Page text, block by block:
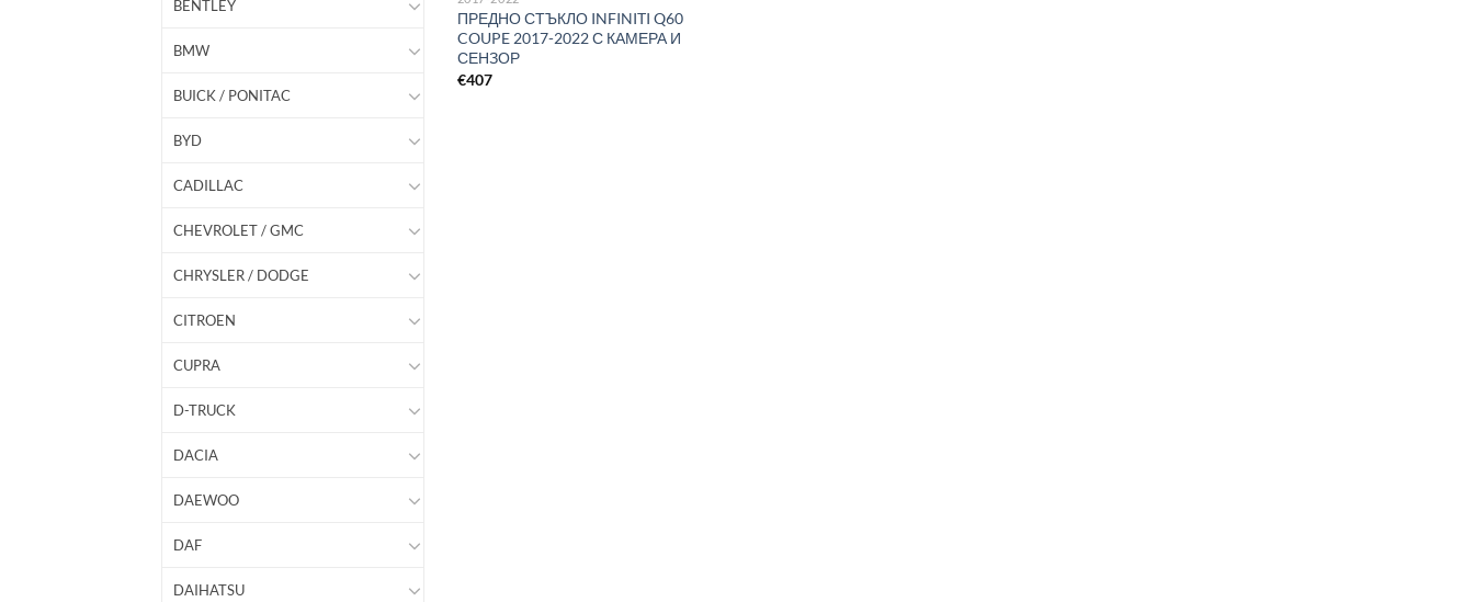
BENTLEY
BMW
BUICK / PONITAC
BYD
CADILLAC
CHEVROLET / GMC
CHRYSLER / DODGE
CITROEN
CUPRA
D-TRUCK
DACIA
DAEWOO
DAF
DAIHATSU
ПРЕДНО СТЪКЛО INFINITI Q60
COUPE 2017-2022 С КАМЕРА И
СЕНЗОР
€407